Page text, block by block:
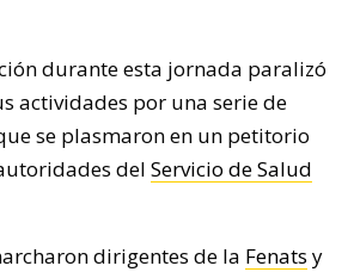
durante esta jornada paralizó
actividades por una serie de
se plasmaron en un petitorio
del Servicio de Salud
dirigentes de la Fenats y